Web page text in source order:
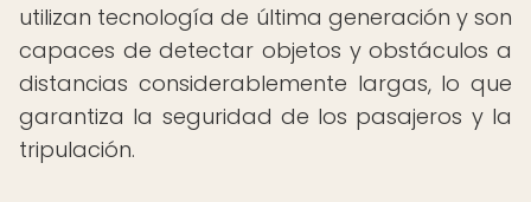
utilizan tecnología de última generación y son
capaces de detectar objetos y obstáculos a
distancias considerablemente largas, lo que
garantiza la seguridad de los pasajeros y la
tripulación.